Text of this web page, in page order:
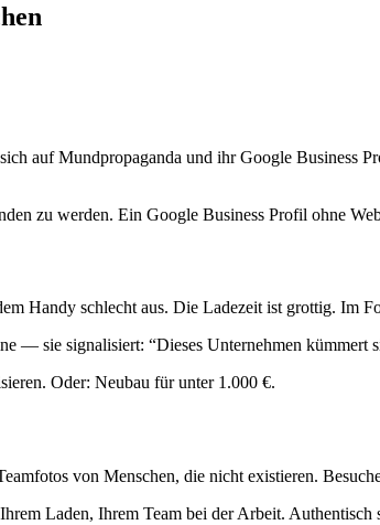
auf Mundpropaganda und ihr Google Business
zu werden. Ein Google Business Profil ohne
Handy schlecht aus. Die Ladezeit ist grottig. Im
— sie signalisiert: “Dieses Unternehmen kümmert
Oder: Neubau für unter 1.000 €.
von Menschen, die nicht existieren.
Laden, Ihrem Team bei der Arbeit. Authentisch